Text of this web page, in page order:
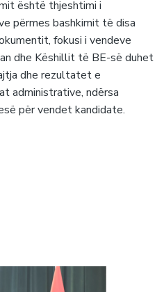
është thjeshtimi i
përmes bashkimit të disa
fokusi i vendeve
dhe Këshillit të BE-së duhet
dhe rezultatet e
administrative, ndërsa
për vendet kandidate.